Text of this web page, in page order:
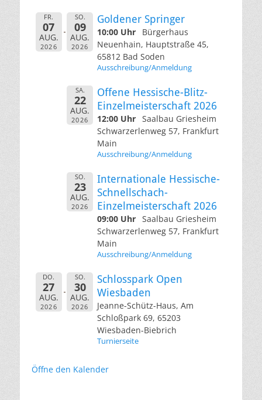
FR.
07
AUG.
2026
SO.
09
AUG.
2026
Goldener Springer
10:00 Uhr
Bürgerhaus
Neuenhain, Hauptstraße 45,
65812 Bad Soden
Ausschreibung/Anmeldung
SA.
22
AUG.
2026
Offene Hessische-Blitz-
Einzelmeisterschaft 2026
12:00 Uhr Saalbau Griesheim
Schwarzerlenweg 57, Frankfurt
Main
Ausschreibung/Anmeldung
SO.
23
AUG.
2026
Internationale Hessische-
Schnellschach-
Einzelmeisterschaft 2026
09:00 Uhr Saalbau Griesheim
Schwarzerlenweg 57, Frankfurt
Main
Ausschreibung/Anmeldung
DO.
27
AUG.
2026
SO.
30
AUG.
2026
Schlosspark Open
Wiesbaden
Jeanne-Schütz-Haus, Am
Schloßpark 69, 65203
Wiesbaden-Biebrich
Turnierseite
Öffne den Kalender